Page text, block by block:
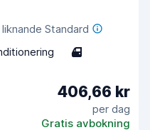
Standard
4
406,66 kr
per dag
Gratis avbokning